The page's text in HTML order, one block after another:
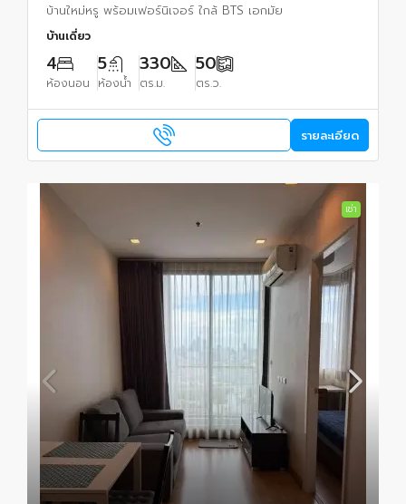
บ้านใหม่หรู พร้อมเฟอร์นิเจอร์ ใกล้ BTS เอกมัย
บ้านเดี่ยว
4
ห้องนอน
5
ห้องน้ำ
330
ตร.ม.
50
ตร.ว.
รายละเอียด
เช่า